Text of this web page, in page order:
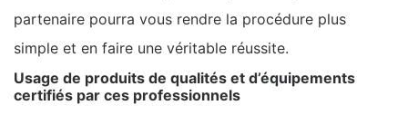
partenaire pourra vous rendre la procédure plus
simple et en faire une véritable réussite.
Usage de produits de qualités et d’équipements
certifiés par ces professionnels